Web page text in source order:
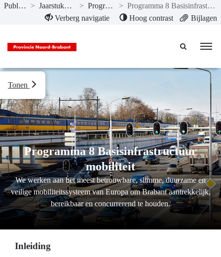
Naar hoofdinhoud
Publicaties > Jaarstukken 2020 > Programma’s >
Programma 8 Basisinfrastructuur mobiliteit
Verberg navigatie
Hoog contrast Bijlagen
Programma 8 Basisinfrastructuur
mobiliteit
We werken aan het meest betrouwbare, slimme, duurzame en
veilige mobiliteitssysteem van Europa om Brabant aantrekkelijk,
bereikbaar en concurrerend te houden.
Tonen
Inleiding